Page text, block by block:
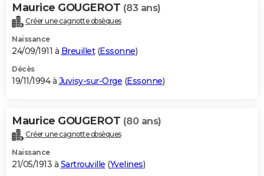
Maurice GOUGEROT (83 ans)
Créer une cagnotte obsèques
Naissance
24/09/1911 à Breuillet(Essonne)
Décès
19/11/1994 à Juvisy-sur-Orge (Essonne)
Maurice GOUGEROT (80 ans)
Créer une cagnotte obsèques
Naissance
21/05/1913 à Sartrouville (Yvelines)